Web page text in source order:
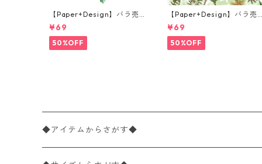
【Paper+Design】バラ売
り2枚 ランチサイズ ペーパ
ーナプキン Forest Squirrel
ホワイト
¥69
50%OFF
【Paper+Design】バラ売
り2枚 ランチサイズ ペーパ
ーナプキン Forest Fungi
リーン
¥69
50%OFF
◆アイテムからさがす◆